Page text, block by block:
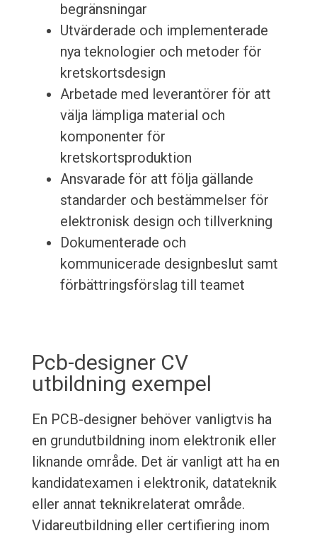
begränsningar
Utvärderade och implementerade
nya teknologier och metoder för
kretskortsdesign
Arbetade med leverantörer för att
välja lämpliga material och
komponenter för
kretskortsproduktion
Ansvarade för att följa gällande
standarder och bestämmelser för
elektronisk design och tillverkning
Dokumenterade och
kommunicerade designbeslut samt
förbättringsförslag till teamet
Pcb-designer CV
utbildning exempel
En PCB-designer behöver vanligtvis ha
en grundutbildning inom elektronik eller
liknande område. Det är vanligt att ha en
kandidatexamen i elektronik, datateknik
eller annat teknikrelaterat område.
Vidareutbildning eller certifiering inom